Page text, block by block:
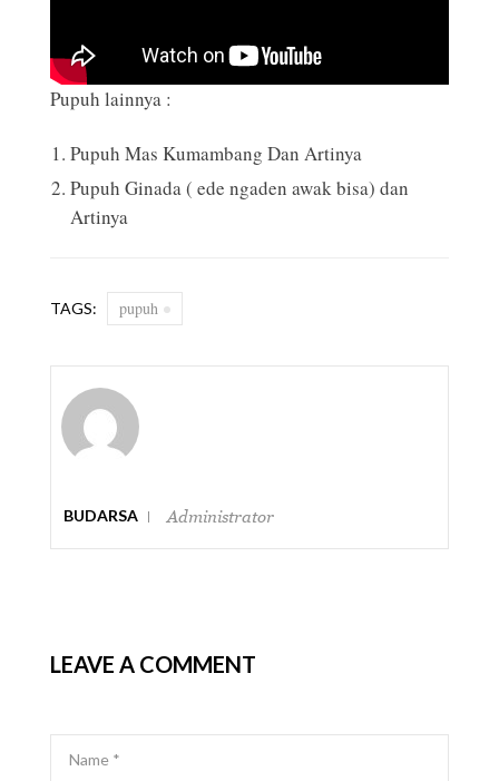
Pupuh lainnya :
Pupuh Mas Kumambang Dan Artinya
Pupuh Ginada ( ede ngaden awak bisa) dan
Artinya
TAGS: pupuh
BUDARSA Administrator
LEAVE A COMMENT